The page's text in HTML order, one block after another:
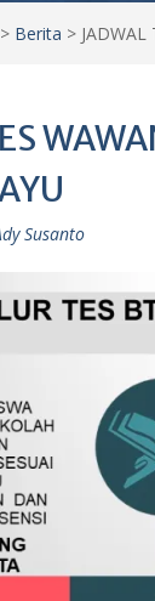
> Berita > JADWAL
Susanto